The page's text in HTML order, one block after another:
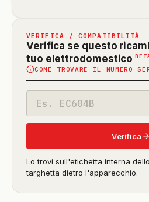
VERIFICA / COMPATIBILITÀ
Verifica se questo
tuo elettrodomestico
COME TROVARE IL NUMERO
modello
Verifica
Lo trovi sull'etichetta interna
targhetta dietro l'apparecchio.